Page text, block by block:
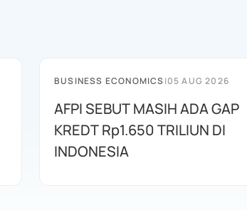
BUSINESS ECONOMICS|05 AUG 2026
AFPI SEBUT MASIH ADA GAP
KREDT Rp1.650 TRILIUN DI
INDONESIA